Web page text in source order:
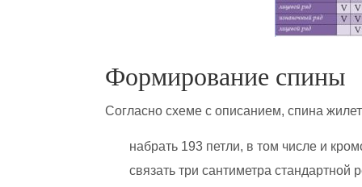
Формирование спины
Согласно схеме с описанием, спина
набрать 193 петли, в том числе и
связать три сантиметра стандартной